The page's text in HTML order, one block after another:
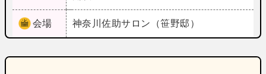
会場 神奈川佐助サロン（笹野邸）